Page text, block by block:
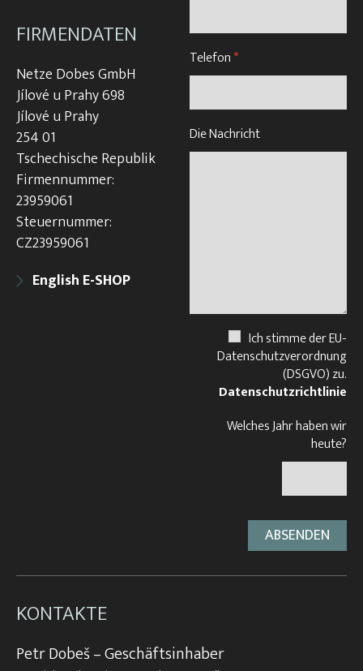
FIRMENDATEN
Netze Dobes GmbH
Jílové u Prahy 698
Jílové u Prahy
254 01
Tschechische Republik
Firmennummer:
23959061
Steuernummer:
CZ23959061
English E-SHOP
Telefon*
Die Nachricht
Ich stimme der EU-
Datenschutzverordnung
(DSGVO) zu.
Datenschutzrichtlinie
Welches Jahr haben wir
heute?
KONTAKTE
Petr Dobeš – Geschäftsinhaber